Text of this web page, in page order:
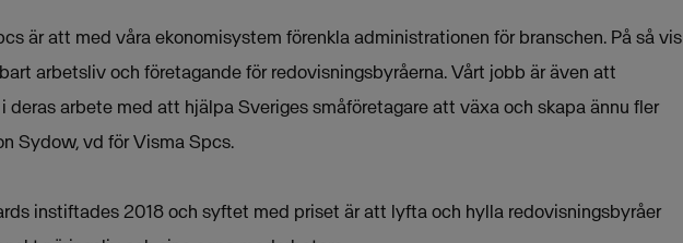
är att med våra ekonomisystem förenkla administrationen för branschen. På så vis
arbetsliv och företagande för redovisningsbyråerna. Vårt jobb är även att
deras arbete med att hjälpa Sveriges småföretagare att växa och skapa ännu fler
Sydow, vd för Visma Spcs.
instiftades 2018 och syftet med priset är att lyfta och hylla redovisningsbyråer